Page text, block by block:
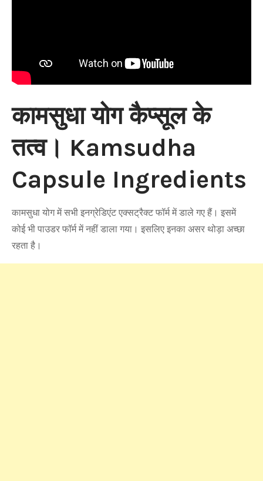
कामसुधा योग कैप्सूल के
तत्व। Kamsudha
Capsule Ingredients
कामसुधा योग में सभी इनग्रेडिएंट एक्सट्रैक्ट फॉर्म में डाले गए हैं। इसमें
कोई भी पाउडर फॉर्म में नहीं डाला गया। इसलिए इनका असर थोड़ा अच्छा
रहता है।